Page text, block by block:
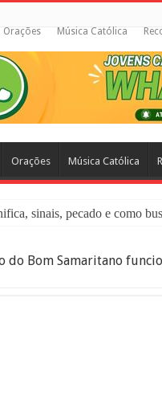
Orações Música Católica
Orações Música Católica
sinais, pecado e como
Reino Não Terá Fim: O
do Bom Samaritano